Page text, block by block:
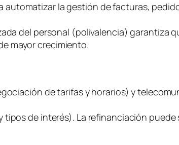
automatizar la gestión de facturas,
del personal (polivalencia) garantiza
mayor crecimiento.
de tarifas y horarios) y
de interés). La refinanciación